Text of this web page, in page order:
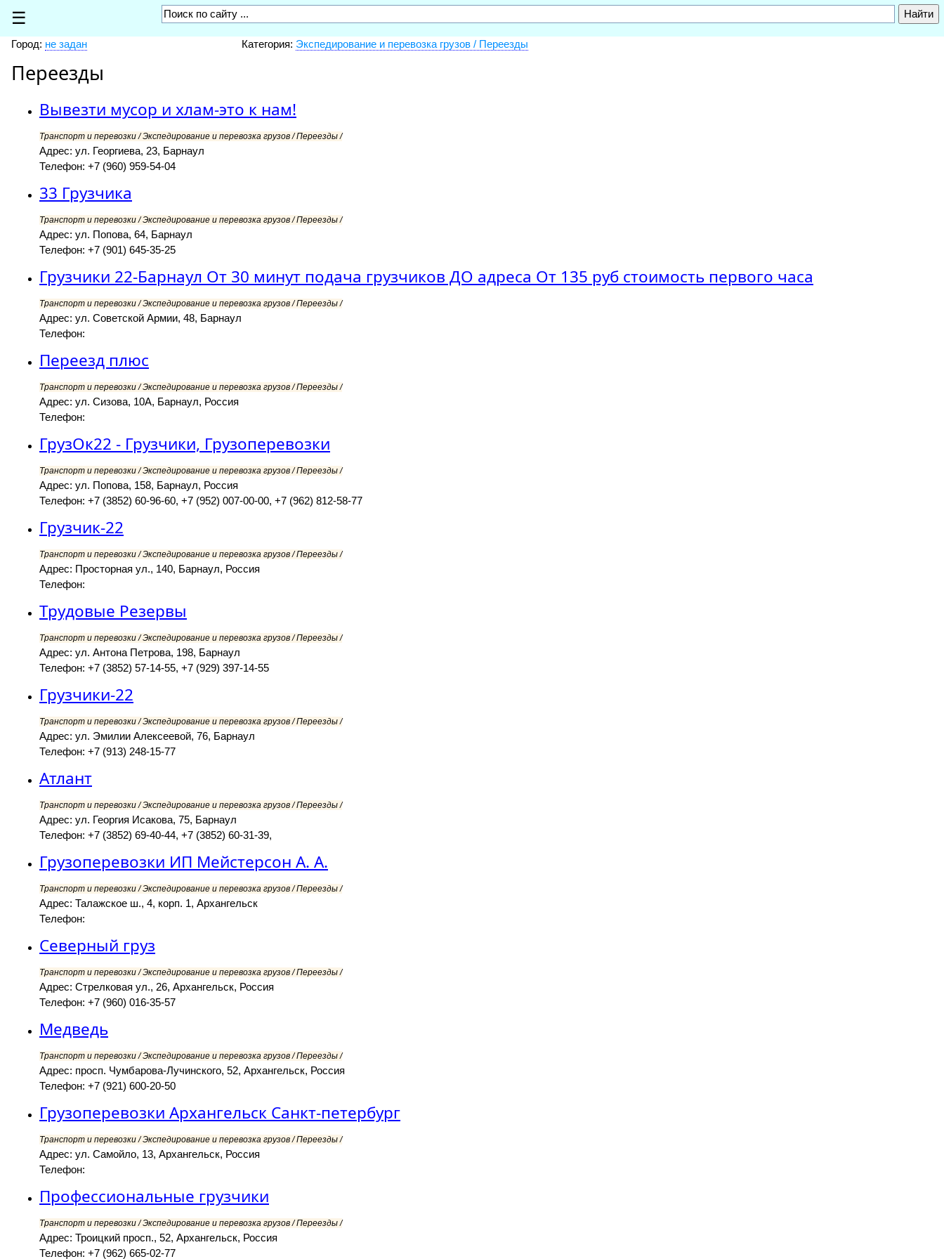
☰
Город: не задан Категория: Экспедирование и перевозка грузов / Переезды
Переезды
Вывезти мусор и хлам-это к нам!
Транспорт и перевозки / Экспедирование и перевозка грузов / Переезды /
Адрес: ул. Георгиева, 23, Барнаул
Телефон: +7 (960) 959-54-04
33 Грузчика
Транспорт и перевозки / Экспедирование и перевозка грузов / Переезды /
Адрес: ул. Попова, 64, Барнаул
Телефон: +7 (901) 645-35-25
Грузчики 22-Барнаул От 30 минут подача грузчиков ДО адреса От 135 руб стоимость первого часа
Транспорт и перевозки / Экспедирование и перевозка грузов / Переезды /
Адрес: ул. Советской Армии, 48, Барнаул
Телефон:
Переезд плюс
Транспорт и перевозки / Экспедирование и перевозка грузов / Переезды /
Адрес: ул. Сизова, 10А, Барнаул, Россия
Телефон:
ГрузОк22 - Грузчики, Грузоперевозки
Транспорт и перевозки / Экспедирование и перевозка грузов / Переезды /
Адрес: ул. Попова, 158, Барнаул, Россия
Телефон: +7 (3852) 60-96-60, +7 (952) 007-00-00, +7 (962) 812-58-77
Грузчик-22
Транспорт и перевозки / Экспедирование и перевозка грузов / Переезды /
Адрес: Просторная ул., 140, Барнаул, Россия
Телефон:
Трудовые Резервы
Транспорт и перевозки / Экспедирование и перевозка грузов / Переезды /
Адрес: ул. Антона Петрова, 198, Барнаул
Телефон: +7 (3852) 57-14-55, +7 (929) 397-14-55
Грузчики-22
Транспорт и перевозки / Экспедирование и перевозка грузов / Переезды /
Адрес: ул. Эмилии Алексеевой, 76, Барнаул
Телефон: +7 (913) 248-15-77
Атлант
Транспорт и перевозки / Экспедирование и перевозка грузов / Переезды /
Адрес: ул. Георгия Исакова, 75, Барнаул
Телефон: +7 (3852) 69-40-44, +7 (3852) 60-31-39,
Грузоперевозки ИП Мейстерсон А. А.
Транспорт и перевозки / Экспедирование и перевозка грузов / Переезды /
Адрес: Талажское ш., 4, корп. 1, Архангельск
Телефон:
Северный груз
Транспорт и перевозки / Экспедирование и перевозка грузов / Переезды /
Адрес: Стрелковая ул., 26, Архангельск, Россия
Телефон: +7 (960) 016-35-57
Медведь
Транспорт и перевозки / Экспедирование и перевозка грузов / Переезды /
Адрес: просп. Чумбарова-Лучинского, 52, Архангельск, Россия
Телефон: +7 (921) 600-20-50
Грузоперевозки Архангельск Санкт-петербург
Транспорт и перевозки / Экспедирование и перевозка грузов / Переезды /
Адрес: ул. Самойло, 13, Архангельск, Россия
Телефон:
Профессиональные грузчики
Транспорт и перевозки / Экспедирование и перевозка грузов / Переезды /
Адрес: Троицкий просп., 52, Архангельск, Россия
Телефон: +7 (962) 665-02-77